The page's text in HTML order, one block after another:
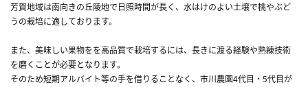
芳賀地域は南向きの丘陵地で日照時間が長く、水はけのよい土壌で桃やぶど
うの栽培に適しております。
また、美味しい果物をを高品質で栽培するには、長きに渡る経験や熟練技術
を磨くことが必要となります。
そのため短期アルバイト等の手を借りることなく、市川農園4代目・5代目が